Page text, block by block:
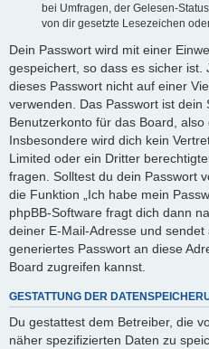
bei Umfragen, der Gelesen-
von dir gesetzte Lesezeichen
Dein Passwort wird mit einer
gespeichert, so dass es sicher ist.
dieses Passwort nicht auf einer
verwenden. Das Passwort ist dein
Benutzerkonto für das Board,
Insbesondere wird dich kein
Limited oder ein Dritter
fragen. Solltest du dein Passwort
die Funktion „Ich habe mein
phpBB-Software fragt dich dann
deiner E-Mail-Adresse und
generiertes Passwort an diese
Board zugreifen kannst.
GESTATTUNG DER
Du gestattest dem Betreiber, die
näher spezifizierten Daten zu